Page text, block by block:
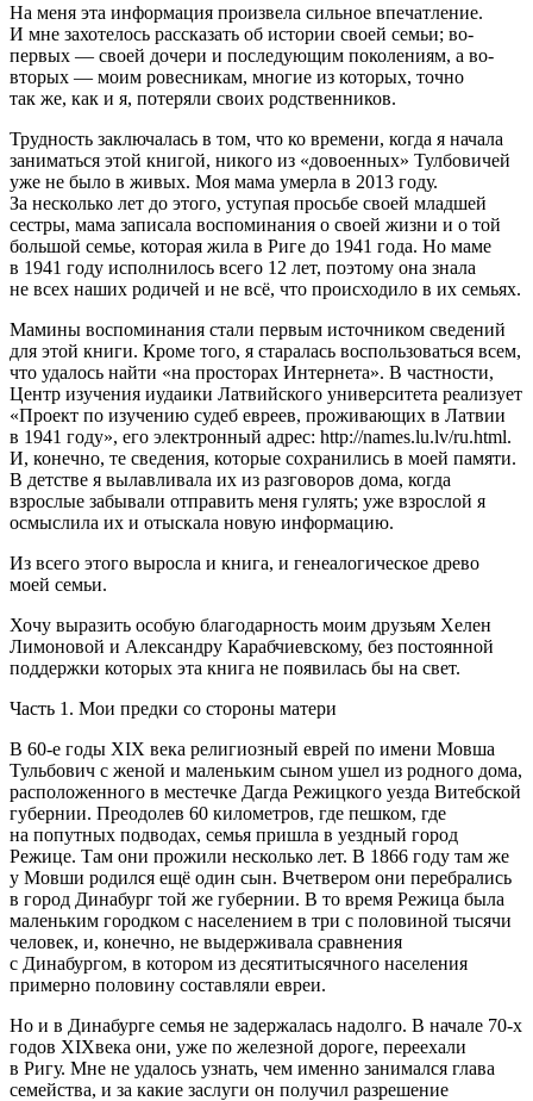
На меня эта информация произвела сильное впечатление.
И мне захотелось рассказать об истории своей семьи; во-
первых — своей дочери и последующим поколениям, а во-
вторых — моим ровесникам, многие из которых, точно
так же, как и я, потеряли своих родственников.
Трудность заключалась в том, что ко времени, когда я начала
заниматься этой книгой, никого из «довоенных» Тулбовичей
уже не было в живых. Моя мама умерла в 2013 году.
За несколько лет до этого, уступая просьбе своей младшей
сестры, мама записала воспоминания о своей жизни и о той
большой семье, которая жила в Риге до 1941 года. Но маме
в 1941 году исполнилось всего 12 лет, поэтому она знала
не всех наших родичей и не всё, что происходило в их семьях.
Мамины воспоминания стали первым источником сведений
для этой книги. Кроме того, я старалась воспользоваться всем,
что удалось найти «на просторах Интернета». В частности,
Центр изучения иудаики Латвийского университета реализует
«Проект по изучению судеб евреев, проживающих в Латвии
в 1941 году», его электронный адрес: http://names.lu.lv/ru.html.
И, конечно, те сведения, которые сохранились в моей памяти.
В детстве я вылавливала их из разговоров дома, когда
взрослые забывали отправить меня гулять; уже взрослой я
осмыслила их и отыскала новую информацию.
Из всего этого выросла и книга, и генеалогическое древо
моей семьи.
Хочу выразить особую благодарность моим друзьям Хелен
Лимоновой и Александру Карабчиевскому, без постоянной
поддержки которых эта книга не появилась бы на свет.
Часть 1. Мои предки со стороны матери
В 60-е годы XIX века религиозный еврей по имени Мовша
Тульбович с женой и маленьким сыном ушел из родного дома,
расположенного в местечке Дагда Режицкого уезда Витебской
губернии. Преодолев 60 километров, где пешком, где
на попутных подводах, семья пришла в уездный город
Режице. Там они прожили несколько лет. В 1866 году там же
у Мовши родился ещё один сын. Вчетвером они перебрались
в город Динабург той же губернии. В то время Режица была
маленьким городком с населением в три с половиной тысячи
человек, и, конечно, не выдерживала сравнения
с Динабургом, в котором из десятитысячного населения
примерно половину составляли евреи.
Но и в Динабурге семья не задержалась надолго. В начале 70-х
годов XIXвека они, уже по железной дороге, переехали
в Ригу. Мне не удалось узнать, чем именно занимался глава
семейства, и за какие заслуги он получил разрешение